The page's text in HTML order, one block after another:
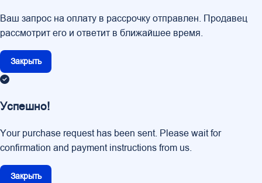
Ваш запрос на оплату в рассрочку отправлен. Продавец
рассмотрит его и ответит в ближайшее время.
Закрыть
Успешно!
Your purchase request has been sent. Please wait for
confirmation and payment instructions from us.
Закрыть